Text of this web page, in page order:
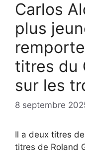
Carlos
plus
titres du
sur les
8 septembre
Il a deux titres
titres de Roland